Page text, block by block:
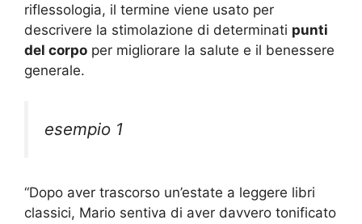
riflessologia, il termine viene usato per
descrivere la stimolazione di determinati punti
del corpo per migliorare la salute e il benessere
generale.
esempio 1
“Dopo aver trascorso un’estate a leggere libri
classici, Mario sentiva di aver davvero tonificato